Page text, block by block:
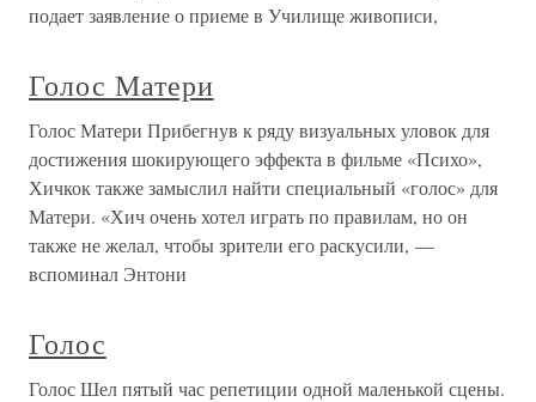
подает заявление о приеме в Училище живописи,
Голос Матери
Голос Матери Прибегнув к ряду визуальных уловок для
достижения шокирующего эффекта в фильме «Психо»,
Хичкок также замыслил найти специальный «голос» для
Матери. «Хич очень хотел играть по правилам, но он
также не желал, чтобы зрители его раскусили, —
вспоминал Энтони
Голос
Голос Шел пятый час репетиции одной маленькой сцены.